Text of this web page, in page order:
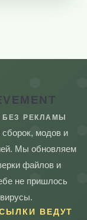
РЕКЛАМЫ
модов и
Мы обновляем
файлов и
не пришлось
ВЕДУТ